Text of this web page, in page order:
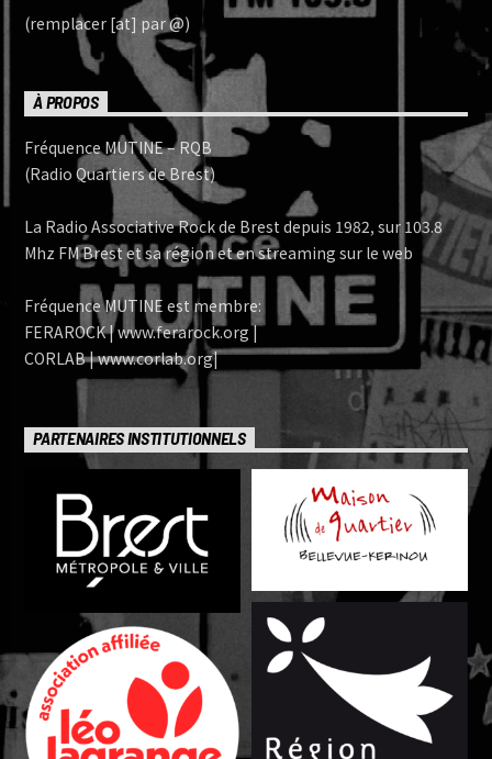
(remplacer [at] par @)
À PROPOS
Fréquence MUTINE – RQB
(Radio Quartiers de Brest)
La Radio Associative Rock de Brest depuis 1982, sur 103.8
Mhz FM Brest et sa région et en streaming sur le web
Fréquence MUTINE est membre:
FERAROCK | www.ferarock.org |
CORLAB | www.corlab.org|
PARTENAIRES INSTITUTIONNELS